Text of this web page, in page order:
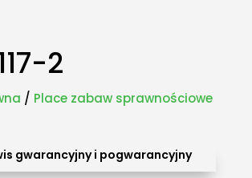
2
/ Place zabaw sprawnościowe
gwarancyjny i pogwarancyjny